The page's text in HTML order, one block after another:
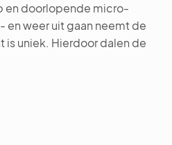
en doorlopende micro-
en weer uit gaan neemt de
is uniek. Hierdoor dalen de